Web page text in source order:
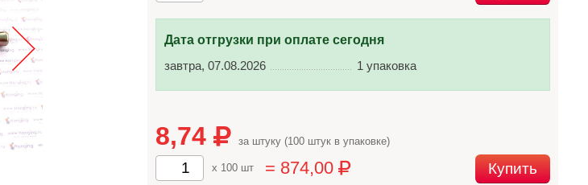
Дата отгрузки при оплате сегодня
завтра, 07.08.2026
1 упаковка
8,74 за штуку (100 штук в упаковке)
x 100 шт = 874,00 Купить